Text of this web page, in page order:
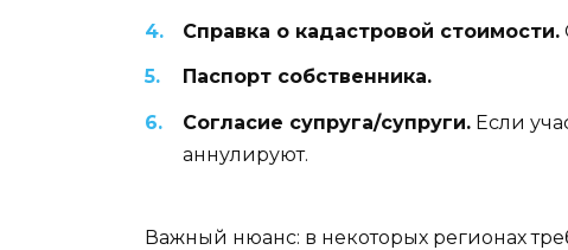
Справка о кадастровой стоимости.
Паспорт собственника.
Согласие супруга/супруги. Если
аннулируют.
Важный нюанс: в некоторых регионах